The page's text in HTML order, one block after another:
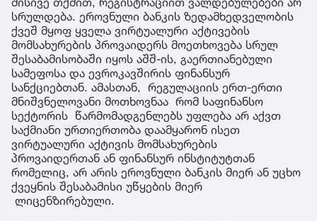
სრულდება. ეროვნული ბანკის ზედამხედველობის
ქვეშ მყოფ ყველა ვირტუალური აქტივების
მომსახურების პროვაიდერს მოეთხოვება სრულ
შესაბამისობაში იყოს აშშ-ის, გაერთიანებული
სამეფოსა და ევროკავშირის ფინანსურ
სანქციებთან. ამასთან, რეგულაციის ერთ-ერთი
მნიშვნელოვანი მოთხოვნაა რომ საფინანსო
სექტორის წარმომადგენლებს უფლება არ აქვთ
საქმიანი ურთიერთობა დაამყარონ ისეთ
ვირტუალური აქტივის მომსახურების
პროვაიდერთან ან ფინანსურ ინსტიტუტთან
რომელიც, არ არის ეროვნული ბანკის მიერ ან უცხო
ქვეყნის შესაბამისი უწყების მიერ
ლიცენზირებული.